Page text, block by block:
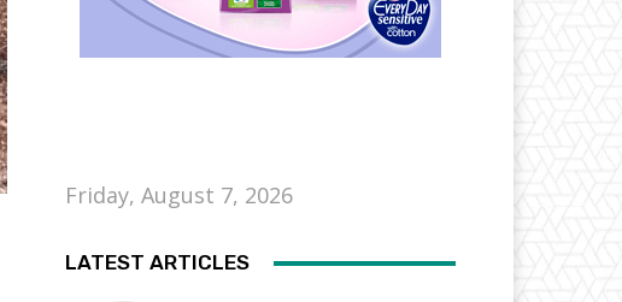
Friday, August 7, 2026
LATEST ARTICLES